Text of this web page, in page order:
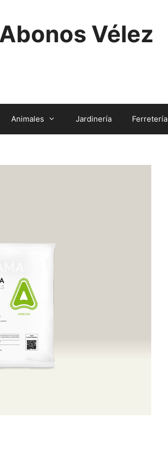
Vélez
Animales Jardinería Ferretería